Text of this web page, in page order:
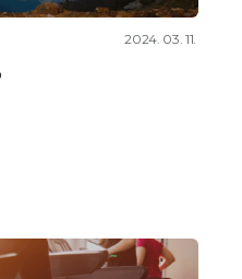
2024. 03. 11.